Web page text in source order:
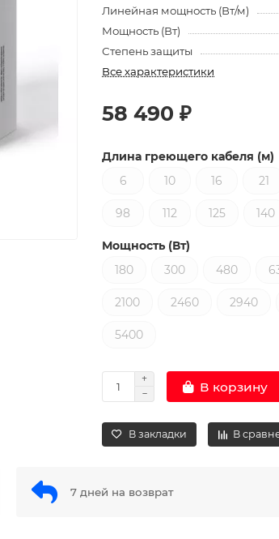
Линейная мощность (Вт/м)
Мощность (Вт)
Степень защиты
Все характеристики
58 490 ₽
Длина греющего кабеля (м)
6
10 16 21
98 112 125 140
Мощность (Вт)
180
300 480
2100 2460 2940
5400
В корзину
В закладки В
7 дней на возврат